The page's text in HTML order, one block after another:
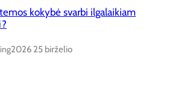
kokybė svarbi ilgalaikiam
2026 25 birželio